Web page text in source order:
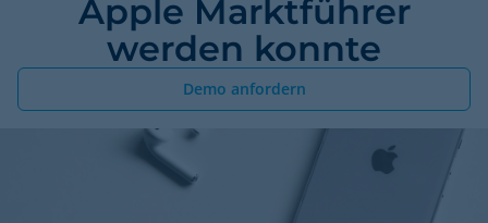
Apple Marktführer
werden konnte
Demo anfordern